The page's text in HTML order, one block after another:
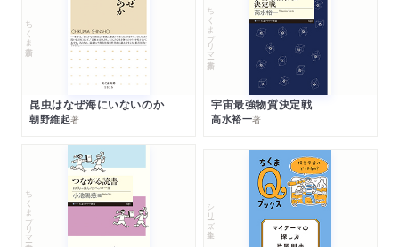
ちくま新書
昆虫はなぜ海にいないのか
朝野維起著
ちくまプリマー新書
宇宙最強物質決定戦
高水裕一著
ちくまプリマー新書 シリーズ・全集